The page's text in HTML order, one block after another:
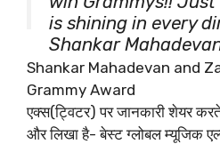
is shining in every
Shankar
Vinayakram,
Ustad Zakhir
Hussain won a
pic.twitter.com/
Shankar Mahadevan and
Grammy Award
एक्स(ट्विटर) पर जानकारी शेयर
और लिखा है- बेस्ट ग्लोबल म्यूजिक